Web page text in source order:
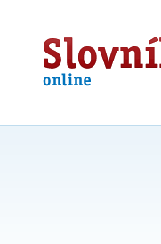
Slovník
online